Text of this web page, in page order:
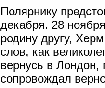
Полярнику
декабря. 28
родину другу,
слов, как
вернусь в Лондон,
сопровождал